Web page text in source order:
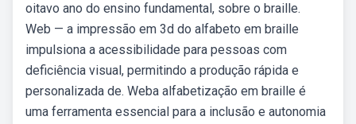
oitavo ano do ensino fundamental, sobre o braille.
Web — a impressão em 3d do alfabeto em braille
impulsiona a acessibilidade para pessoas com
deficiência visual, permitindo a produção rápida e
personalizada de. Weba alfabetização em braille é
uma ferramenta essencial para a inclusão e autonomia